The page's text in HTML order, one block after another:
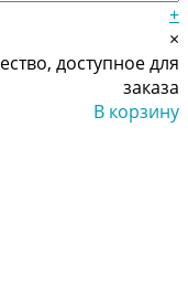
+
×
доступное для
заказа
В корзину